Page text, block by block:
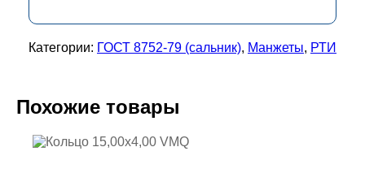
Категории: ГОСТ 8752-79 (сальник), Манжеты, РТИ
Похожие товары